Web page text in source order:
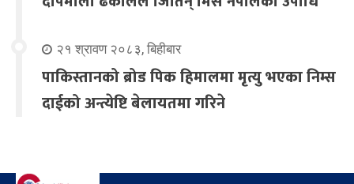
२१ श्रावण २०८३, बिहीबार
पाकिस्तानको ब्रोड पिक हिमालमा मृत्यु भएका निम्स
दाईको अन्त्येष्टि बेलायतमा गरिने